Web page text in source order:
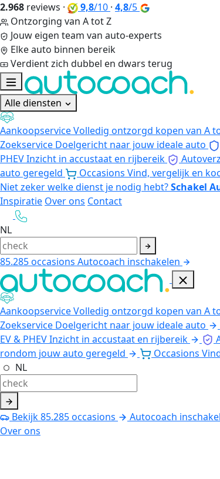
2.968 reviews · 9,8/10 · 4,8/5
Ontzorging van A tot Z
Jouw eigen team van auto-experts
Elke auto binnen bereik
Verdient zich dubbel en dwars terug
Alle diensten
AankoopserviceVolledig ontzorgd kopen van A
Zoekservice Doelgericht naar jouw ideale auto
PHEVInzicht in accustaat en rijbereik
auto geregeld
Occasions Vind, vergelijk en
Niet zeker welke dienst je nodig hebt?Schakel
Inspiratie Over ons Contact
NL
85.285occasions Autocoach inschakelen
AankoopserviceVolledig ontzorgd kopen van A
Zoekservice Doelgericht naar jouw ideale auto
EV & PHEVInzicht in accustaat en rijbereik
rondom jouw auto geregeld
Occasions
NL
Bekijk85.285occasions
Autocoach
Over ons